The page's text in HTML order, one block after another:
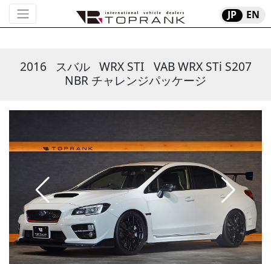
JP EN
2016 スバル WRX STI VAB WRX STi S207
NBR チャレンジパッケージ